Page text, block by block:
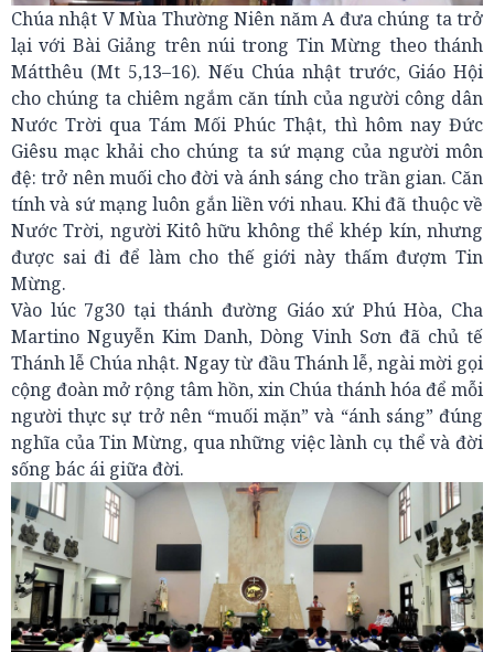
Chúa nhật V Mùa Thường Niên năm A đưa chúng ta trở
lại với Bài Giảng trên núi trong Tin Mừng theo thánh
Mátthêu (Mt 5,13–16). Nếu Chúa nhật trước, Giáo Hội
cho chúng ta chiêm ngắm căn tính của người công dân
Nước Trời qua Tám Mối Phúc Thật, thì hôm nay Đức
Giêsu mạc khải cho chúng ta sứ mạng của người môn
đệ: trở nên muối cho đời và ánh sáng cho trần gian. Căn
tính và sứ mạng luôn gắn liền với nhau. Khi đã thuộc về
Nước Trời, người Kitô hữu không thể khép kín, nhưng
được sai đi để làm cho thế giới này thấm đượm Tin
Mừng.
Vào lúc 7g30 tại thánh đường Giáo xứ Phú Hòa, Cha
Martino Nguyễn Kim Danh, Dòng Vinh Sơn đã chủ tế
Thánh lễ Chúa nhật. Ngay từ đầu Thánh lễ, ngài mời gọi
cộng đoàn mở rộng tâm hồn, xin Chúa thánh hóa để mỗi
người thực sự trở nên “muối mặn” và “ánh sáng” đúng
nghĩa của Tin Mừng, qua những việc lành cụ thể và đời
sống bác ái giữa đời.